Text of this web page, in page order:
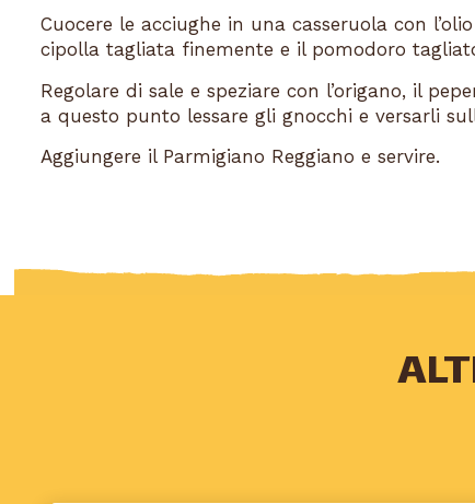
Cuocere le acciughe in una casseruola con
cipolla tagliata finemente e il pomodoro
Regolare di sale e speziare con l’origano, il
a questo punto lessare gli gnocchi e versarli
Aggiungere il Parmigiano Reggiano e servire.